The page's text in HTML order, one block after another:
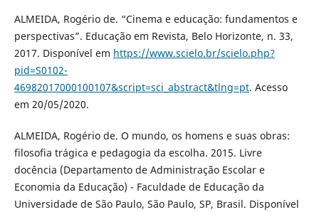
ALMEIDA, Rogério de. “Cinema e educação: fundamentos e
perspectivas”. Educação em Revista, Belo Horizonte, n. 33,
2017. Disponível em https://www.scielo.br/scielo.php?
pid=S0102-
46982017000100107&script=sci_abstract&tlng=pt. Acesso
em 20/05/2020.
ALMEIDA, Rogério de. O mundo, os homens e suas obras:
filosofia trágica e pedagogia da escolha. 2015. Livre
docência (Departamento de Administração Escolar e
Economia da Educação) - Faculdade de Educação da
Universidade de São Paulo, São Paulo, SP, Brasil. Disponível